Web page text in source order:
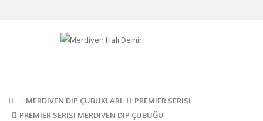
MERDIVEN DIP ÇUBUKLARI
PREMIER SERISI
PREMIER SERISI MERDIVEN DIP ÇUBUĞU